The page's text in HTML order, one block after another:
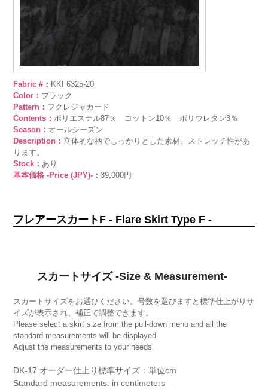
Fabric #： KKF6325-20
Color： ブラック
Pattern： フクレジャカード
Contents：ポリエステル87％ コットン10％ ポリウレタン3％
Season： オールシーズン
Description： 立体的な柄でしっかりとした素材。ストレッチ性があ
ります。
Stock：あり
基本価格 -Price (JPY)-：39,000円
フレアースカートF - Flare Skirt Type F -
スカートサイズ -Size & Measurement-
スカートサイズをお選びください。号数を選びますと標準仕上がりサ
イズが表示され、補正で調整できます。
Please select a skirt size from the pull-down menu and all the
standard measurements will be displayed.
Adjust the measurements to your needs.
DK-17 オーダー仕上り標準サイズ：単位cm
Standard measurements: in centimeters